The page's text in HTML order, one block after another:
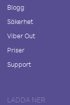
Blogg
Säkerhet
Viber Out
Priser
Support
LADDA NER